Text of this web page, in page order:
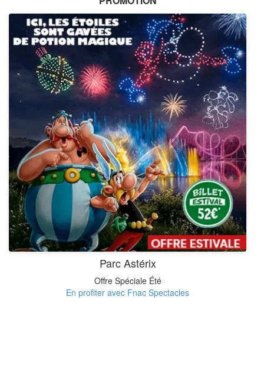
Parc Astérix
Offre Spéciale Été
En profiter avec Fnac Spectacles